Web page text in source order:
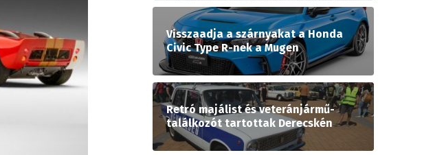
Visszaadja a szárnyakat a Honda
Civic Type R-nek a Mugen
Retró majálist és veteránjármű-
találkozót tartottak Derecskén